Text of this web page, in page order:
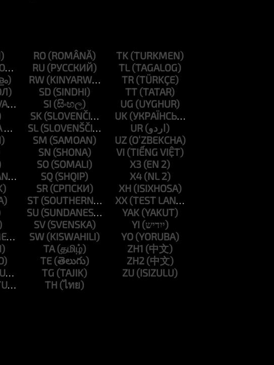
RO
RU
RW
SD
SI
SK
SL
SM
SN
SO
SQ
SR
ST
SU
SV
SW
TA
TE
TG
TH
TK
TL
TR
TT
UG
UK
UR
UZ
VI
X3
X4
XH
XX
YAK
YI
YO
ZH1
ZH2
ZU